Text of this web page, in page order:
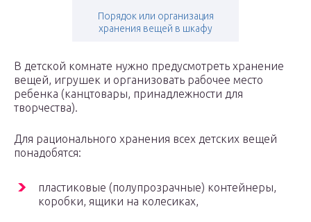
Порядок или организация
хранения вещей в шкафу
В детской комнате нужно предусмотреть хранение
вещей, игрушек и организовать рабочее место
ребенка (канцтовары, принадлежности для
творчества).
Для рационального хранения всех детских вещей
понадобятся:
пластиковые (полупрозрачные) контейнеры,
коробки, ящики на колесиках,